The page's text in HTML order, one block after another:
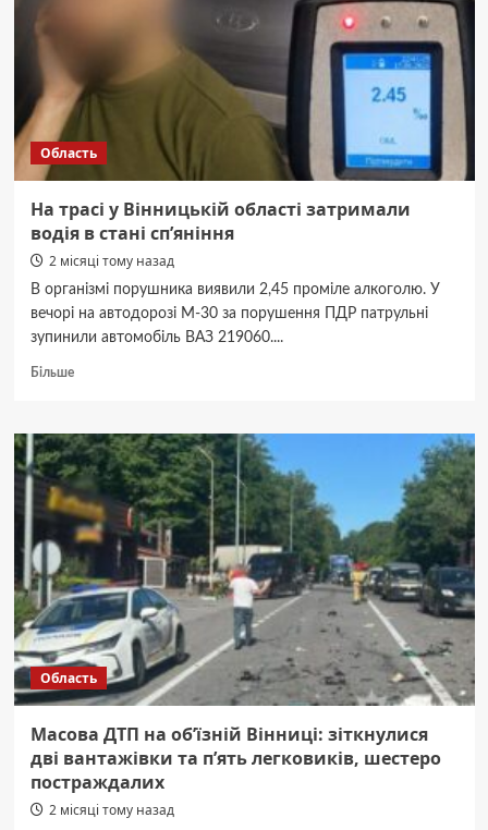
намагалися
втекти
кордон
Область
На трасі у Вінницькій області затримали
водія в стані сп’яніння
2 місяці тому назад
В організмі порушника виявили 2,45 проміле алкоголю. У
вечорі на автодорозі М-30 за порушення ПДР патрульні
зупинили автомобіль ВАЗ 219060....
БільшеДокладніше
трасі
у
Вінницькій
області
затримали
водія
в
стані
сп’яніння
Область
Масова ДТП на об’їзній Вінниці: зіткнулися
дві вантажівки та п’ять легковиків, шестеро
постраждалих
2 місяці тому назад